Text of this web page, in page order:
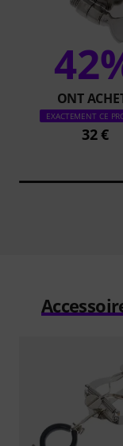
ONT
EXACTEMENT CE
32 €